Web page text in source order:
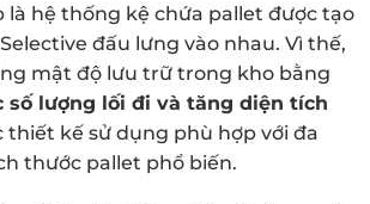
là hệ thống kệ chứa pallet được tạo
đấu lưng vào nhau. Vì thế,
mật độ lưu trữ trong kho bằng
số lượng lối đi và tăng diện tích
thiết kế sử dụng phù hợp với đa
thước pallet phổ biến.